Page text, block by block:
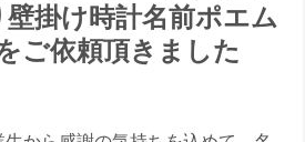
掛け時計名前ポエム
ご依頼頂きました